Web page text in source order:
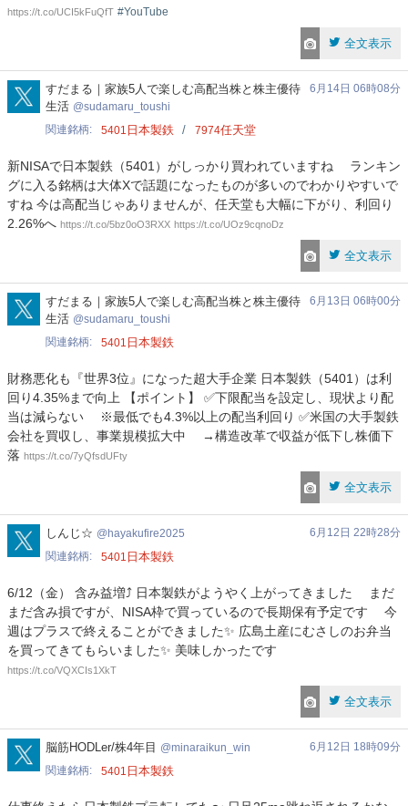
https://t.co/UCI5kFuQfT #YouTube
全文表示
sudamaru_toushi
すだまる｜家族5人で楽しむ高配当株と株主優待
生活
sudamaru_toushi
6月14日 06時08分
関連銘柄 5401 日本製鉄 7974任天堂
新NISAで日本製鉄（5401）がしっかり買われていますね ランキン
グに入る銘柄は大体Xで話題になったものが多いのでわかりやすいで
すね 今は高配当じゃありませんが、任天堂も大幅に下がり、利回り
2.26%へ https://t.co/5bz0oO3RXX https://t.co/UOz9cqnoDz
全文表示
sudamaru_toushi
すだまる｜家族5人で楽しむ高配当株と株主優待
生活
sudamaru_toushi
6月13日 06時00分
関連銘柄 5401 日本製鉄
財務悪化も『世界3位』になった超大手企業 日本製鉄（5401）は利
回り4.35%まで向上 【ポイント】 ✅下限配当を設定し、現状より配
当は減らない ※最低でも4.3%以上の配当利回り ✅米国の大手製鉄
会社を買収し、事業規模拡大中 →構造改革で収益が低下し株価下
落 https://t.co/7yQfsdUFty
全文表示
hayakufire2025
しんじ☆ hayakufire2025
6月12日 22時28分
関連銘柄
5401 日本製鉄
6/12（金） 含み益増⤴️ 日本製鉄がようやく上がってきました まだ
まだ含み損ですが、NISA枠で買っているので長期保有予定です 今
週はプラスで終えることができました✨ 広島土産にむさしのお弁当
を買ってきてもらいました✨ 美味しかったです
https://t.co/VQXCIs1XkT
全文表示
minaraikun_win
脳筋HODLer/株4年目 minaraikun_win
6月12日 18時09分
関連銘柄
5401 日本製鉄